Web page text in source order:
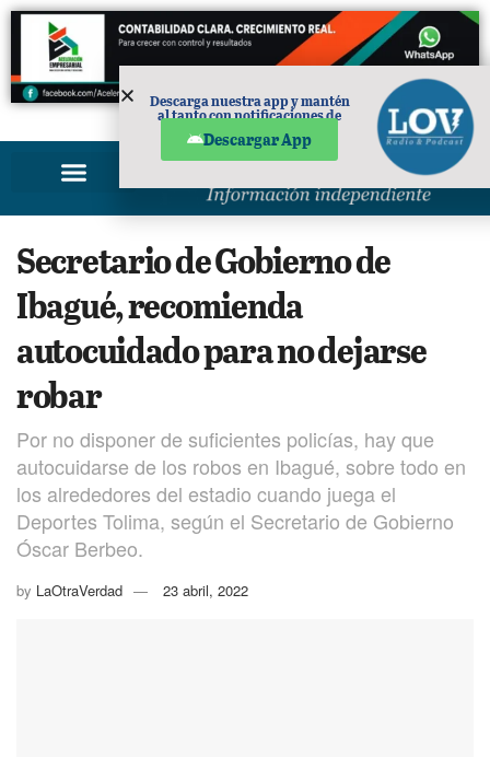
PUBLICIDAD
Secretario de Gobierno de
Ibagué, recomienda
autocuidado para no dejarse
robar
Por no disponer de suficientes policías, hay que
autocuidarse de los robos en Ibagué, sobre todo en
los alrededores del estadio cuando juega el
Deportes Tolima, según el Secretario de Gobierno
Óscar Berbeo.
by LaOtraVerdad 23 abril, 2022
Descarga nuestra app y mantén
al tanto con notificaciones de
Descargar App